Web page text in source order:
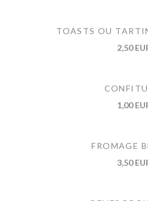
TOASTS OU
2,50
1,00
FROMAGE
3,50